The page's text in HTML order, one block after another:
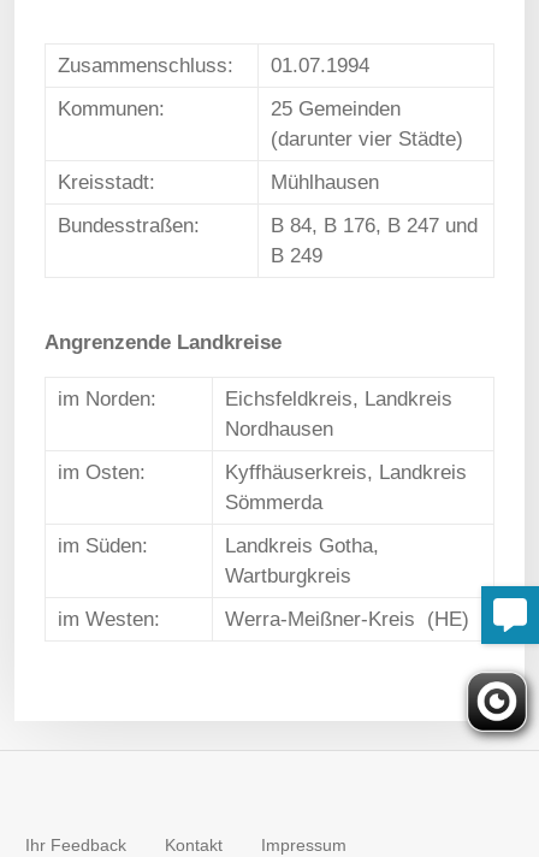
Zusammenschluss:
01.07.1994
Kommunen:
25 Gemeinden
(darunter vier Städte)
Kreisstadt:
Mühlhausen
Bundesstraßen:
B 84, B 176, B 247 und
B 249
Angrenzende Landkreise
im Norden:
Eichsfeldkreis, Landkreis
Nordhausen
im Osten:
Kyffhäuserkreis, Landkreis
Sömmerda
im Süden:
Landkreis Gotha,
Wartburgkreis
im Westen:
Werra-Meißner-Kreis (HE)
Ihr Feedback Kontakt Impressum